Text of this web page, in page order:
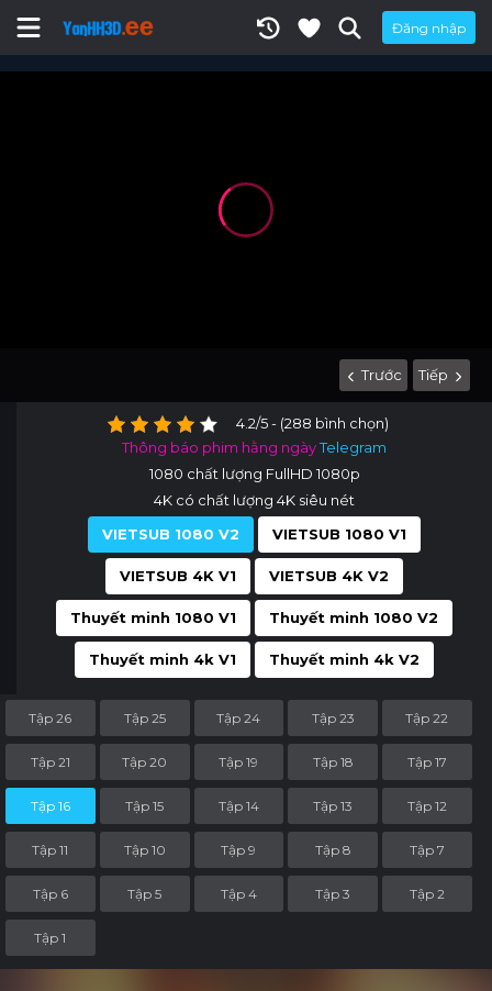
Đăng nhập
Trước Tiếp
4.2/5 - (288 bình chọn)
Thông báo phim hằng ngàyTelegram
1080 chất lượng FullHD 1080p
4K có chất lượng 4K siêu nét
VIETSUB 1080 V2
VIETSUB 1080 V1
VIETSUB 4K V1 VIETSUB 4K V2
Thuyết minh 1080 V1 Thuyết minh 1080 V2
Thuyết minh 4k V1 Thuyết minh 4k V2
Tập 26 Tập 25 Tập 24 Tập 23 Tập 22
Tập 21 Tập 20 Tập 19 Tập 18 Tập 17
Tập 16 Tập 15 Tập 14 Tập 13 Tập 12
Tập 11 Tập 10 Tập 9 Tập 8 Tập 7
Tập 6 Tập 5 Tập 4 Tập 3 Tập 2
Tập 1